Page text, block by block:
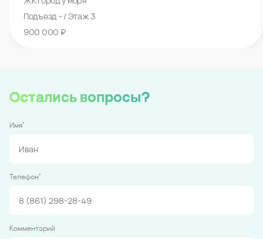
Подъезд - / Этаж 3
900 000 ₽
Остались вопросы?
Имя*
Телефон*
Комментарий